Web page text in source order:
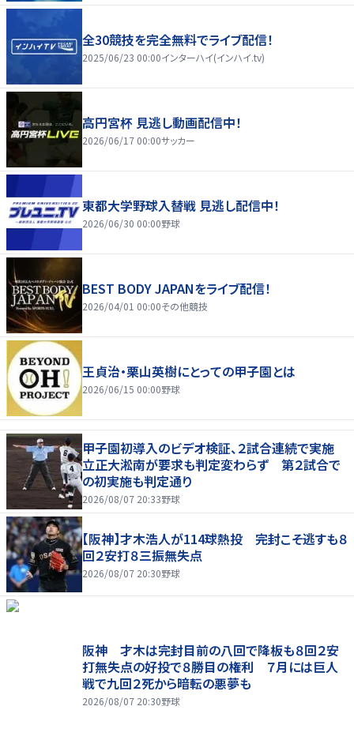
全30競技を完全無料でライブ配信！
2025/06/23 00:00インターハイ(インハイ.tv)
高円宮杯 見逃し動画配信中！
2026/06/17 00:00サッカー
東都大学野球入替戦 見逃し配信中！
2026/06/30 00:00野球
BEST BODY JAPANをライブ配信！
2026/04/01 00:00その他競技
王貞治・栗山英樹にとっての甲子園とは
2026/06/15 00:00野球
甲子園初導入のビデオ検証、２試合連続で実施
立正大淞南が要求も判定変わらず 第２試合で
の初実施も判定通り
2026/08/07 20:33野球
【阪神】才木浩人が114球熱投 完封こそ逃すも８
回２安打８三振無失点
2026/08/07 20:30野球
阪神 才木は完封目前の八回で降板も８回２安
打無失点の好投で８勝目の権利 ７月には巨人
戦で九回２死から暗転の悪夢も
2026/08/07 20:30野球